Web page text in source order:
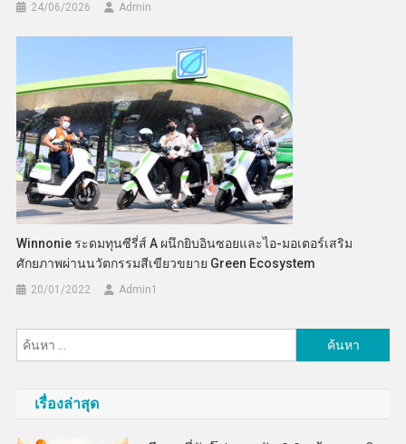
24/06/2026 Admin
Winnonie ระดมทุนซีรี่ส์ A ผนึกยิบอินซอยและไอ-มอเตอร์เสริม
ศักยภาพผ่านนวัตกรรมสีเขียวขยาย Green Ecosystem
20/01/2022 Admin​1
สำหรับ:
เรื่องล่าสุด